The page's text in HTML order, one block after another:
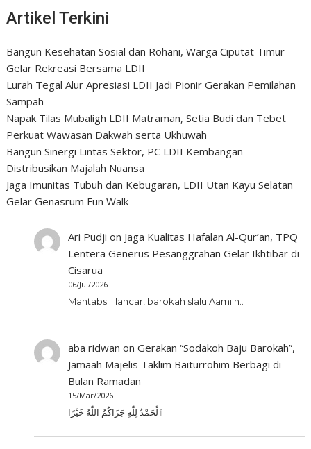
Artikel Terkini
Bangun Kesehatan Sosial dan Rohani, Warga Ciputat Timur
Gelar Rekreasi Bersama LDII
Lurah Tegal Alur Apresiasi LDII Jadi Pionir Gerakan Pemilahan
Sampah
Napak Tilas Mubaligh LDII Matraman, Setia Budi dan Tebet
Perkuat Wawasan Dakwah serta Ukhuwah
Bangun Sinergi Lintas Sektor, PC LDII Kembangan
Distribusikan Majalah Nuansa
Jaga Imunitas Tubuh dan Kebugaran, LDII Utan Kayu Selatan
Gelar Genasrum Fun Walk
Ari Pudji on Jaga Kualitas Hafalan Al-Qur’an, TPQ
Lentera Generus Pesanggrahan Gelar Ikhtibar di
Cisarua
06/Jul/2026
Mantabs... lancar, barokah slalu Aamiin..
aba ridwan onGerakan “Sodakoh Baju Barokah”,
Jamaah Majelis Taklim Baiturrohim Berbagi di
Bulan Ramadan
15/Mar/2026
ٱلْحَمْدُ لِلّٰهِ جَزَاكُمُ اللّٰهُ خَيْرًا